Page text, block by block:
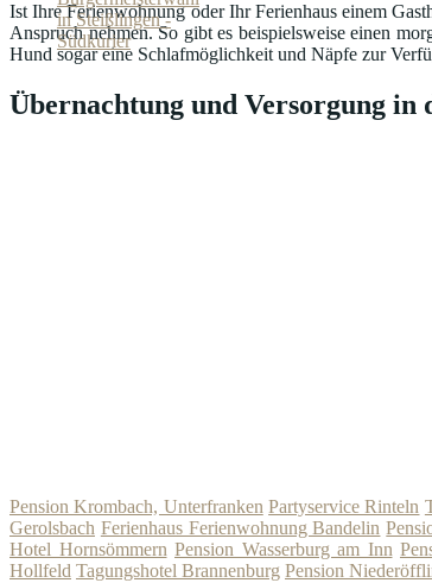
Ist Ihre Ferienwohnung oder Ihr Ferienhaus einem
Anspruch nehmen. So gibt es beispielsweise einen
Hund sogar eine Schlafmöglichkeit und Näpfe zur
Übernachtung und Versorgung in
Pension Krombach, Unterfranken Partyservice Rinteln
Gerolsbach Ferienhaus Ferienwohnung Bandelin
Hotel Hornsömmern Pension Wasserburg am Inn
Hollfeld Tagungshotel Brannenburg Pension